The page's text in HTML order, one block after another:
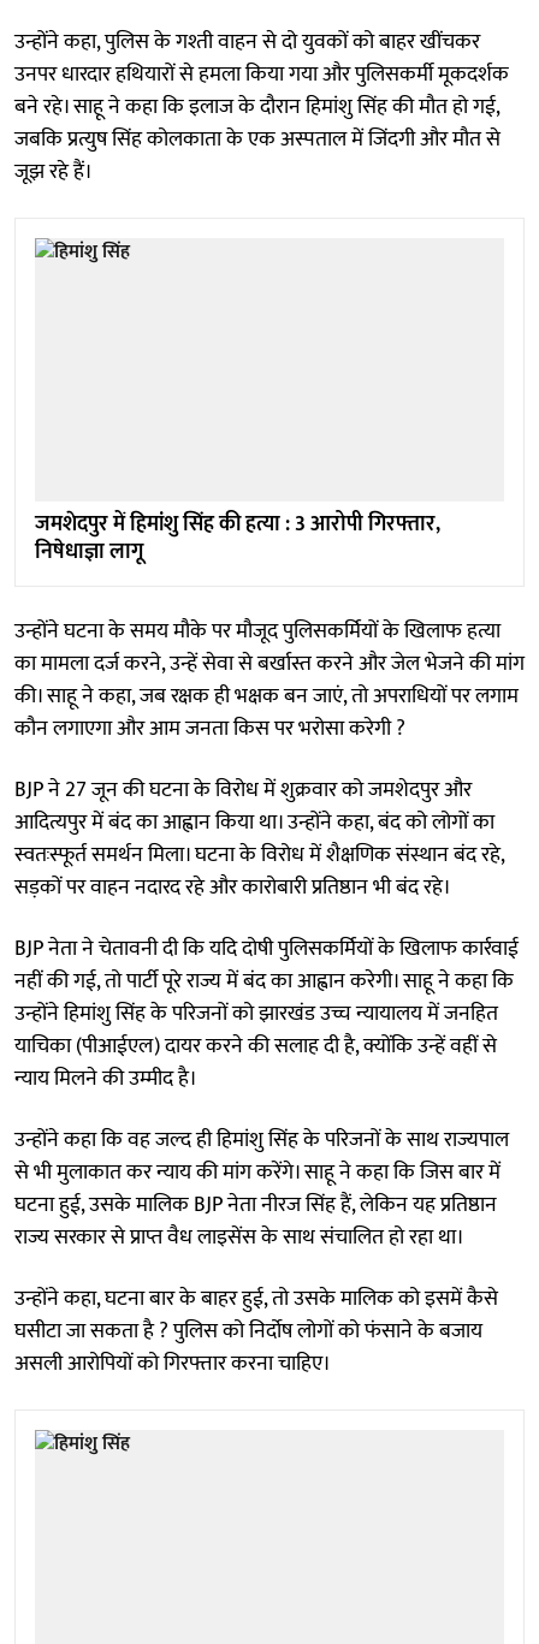
उन्होंने कहा, पुलिस के गश्ती वाहन से दो युवकों को बाहर खींचकर
उनपर धारदार हथियारों से हमला किया गया और पुलिसकर्मी मूकदर्शक
बने रहे। साहू ने कहा कि इलाज के दौरान हिमांशु सिंह की मौत हो गई,
जबकि प्रत्युष सिंह कोलकाता के एक अस्पताल में जिंदगी और मौत से
जूझ रहे हैं।
जमशेदपुर में हिमांशु सिंह की हत्या : 3 आरोपी गिरफ्तार,
निषेधाज्ञा लागू
उन्होंने घटना के समय मौके पर मौजूद पुलिसकर्मियों के खिलाफ हत्या
का मामला दर्ज करने, उन्हें सेवा से बर्खास्त करने और जेल भेजने की मांग
की। साहू ने कहा, जब रक्षक ही भक्षक बन जाएं, तो अपराधियों पर लगाम
कौन लगाएगा और आम जनता किस पर भरोसा करेगी ?
BJP ने 27 जून की घटना के विरोध में शुक्रवार को जमशेदपुर और
आदित्यपुर में बंद का आह्वान किया था। उन्होंने कहा, बंद को लोगों का
स्वतःस्फूर्त समर्थन मिला। घटना के विरोध में शैक्षणिक संस्थान बंद रहे,
सड़कों पर वाहन नदारद रहे और कारोबारी प्रतिष्ठान भी बंद रहे।
BJP नेता ने चेतावनी दी कि यदि दोषी पुलिसकर्मियों के खिलाफ कार्रवाई
नहीं की गई, तो पार्टी पूरे राज्य में बंद का आह्वान करेगी। साहू ने कहा कि
उन्होंने हिमांशु सिंह के परिजनों को झारखंड उच्च न्यायालय में जनहित
याचिका (पीआईएल) दायर करने की सलाह दी है, क्योंकि उन्हें वहीं से
न्याय मिलने की उम्मीद है।
उन्होंने कहा कि वह जल्द ही हिमांशु सिंह के परिजनों के साथ राज्यपाल
से भी मुलाकात कर न्याय की मांग करेंगे। साहू ने कहा कि जिस बार में
घटना हुई, उसके मालिक BJP नेता नीरज सिंह हैं, लेकिन यह प्रतिष्ठान
राज्य सरकार से प्राप्त वैध लाइसेंस के साथ संचालित हो रहा था।
उन्होंने कहा, घटना बार के बाहर हुई, तो उसके मालिक को इसमें कैसे
घसीटा जा सकता है ? पुलिस को निर्दोष लोगों को फंसाने के बजाय
असली आरोपियों को गिरफ्तार करना चाहिए।